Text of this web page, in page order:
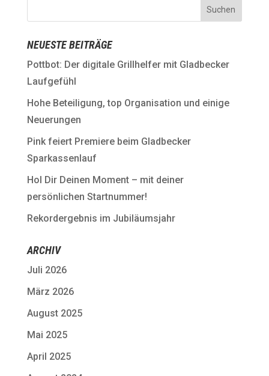
NEUESTE BEITRÄGE
Pottbot: Der digitale Grillhelfer mit Gladbecker
Laufgefühl
Hohe Beteiligung, top Organisation und einige
Neuerungen
Pink feiert Premiere beim Gladbecker
Sparkassenlauf
Hol Dir Deinen Moment – mit deiner
persönlichen Startnummer!
Rekordergebnis im Jubiläumsjahr
ARCHIV
Juli 2026
März 2026
August 2025
Mai 2025
April 2025